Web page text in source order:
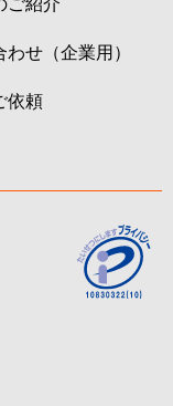
せ（企業用）
依頼